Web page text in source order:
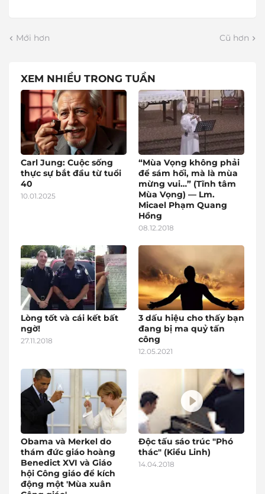
Mới hơn Cũ hơn
XEM NHIỀU TRONG TUẦN
Carl Jung: Cuộc sống
thực sự bắt đầu từ tuổi
40
10.01.2025
“Mùa Vọng không phải
để sám hối, mà là mùa
mừng vui…” (Tĩnh tâm
Mùa Vọng) — Lm.
Micael Phạm Quang
Hồng
08.12.2018
Lòng tốt và cái kết bất
ngờ!
27.11.2018
3 dấu hiệu cho thấy bạn
đang bị ma quỷ tấn
công
12.05.2021
Obama và Merkel do
thám đức giáo hoàng
Benedict XVI và Giáo
hội Công giáo để kích
động một 'Mùa xuân
Độc tấu sáo trúc "Phó
thác" (Kiều Linh)
14.04.2018